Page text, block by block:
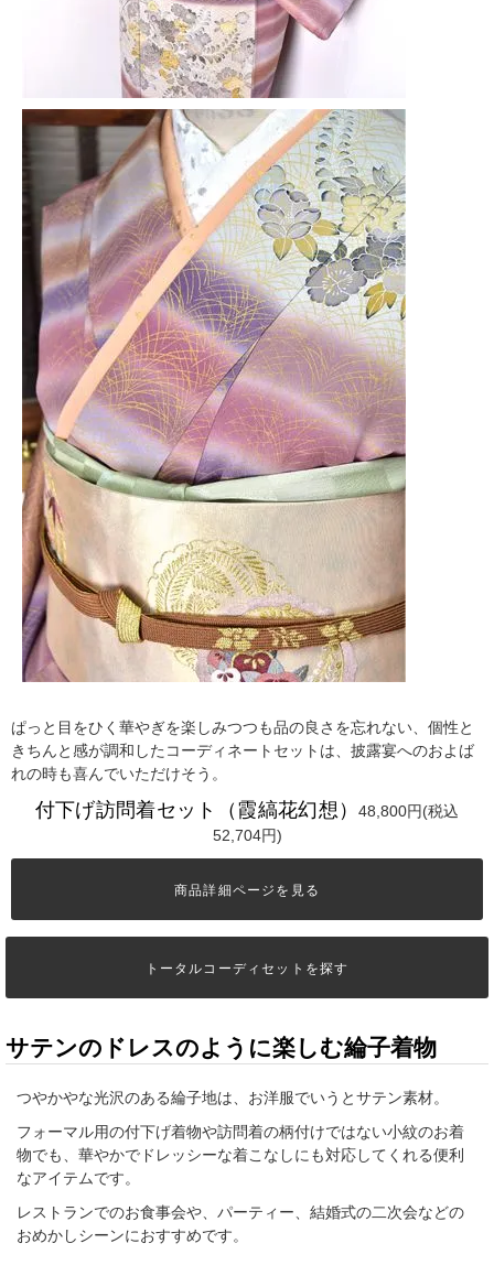
ぱっと目をひく華やぎを楽しみつつも品の良さを忘れない、個性と
きちんと感が調和したコーディネートセットは、披露宴へのおよば
れの時も喜んでいただけそう。
付下げ訪問着セット（霞縞花幻想）48,800円(税込
52,704円)
商品詳細ページを見る
トータルコーディセットを探す
サテンのドレスのように楽しむ綸子着物
つやかやな光沢のある綸子地は、お洋服でいうとサテン素材。
フォーマル用の付下げ着物や訪問着の柄付けではない小紋のお着
物でも、華やかでドレッシーな着こなしにも対応してくれる便利
なアイテムです。
レストランでのお食事会や、パーティー、結婚式の二次会などの
おめかしシーンにおすすめです。